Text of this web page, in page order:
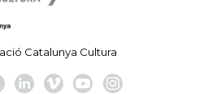
Catalunya Cultura